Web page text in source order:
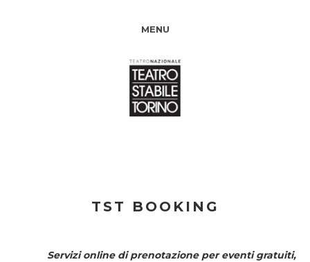
MENU
TST BOOKING
Servizi online di prenotazione per eventi gratuiti,